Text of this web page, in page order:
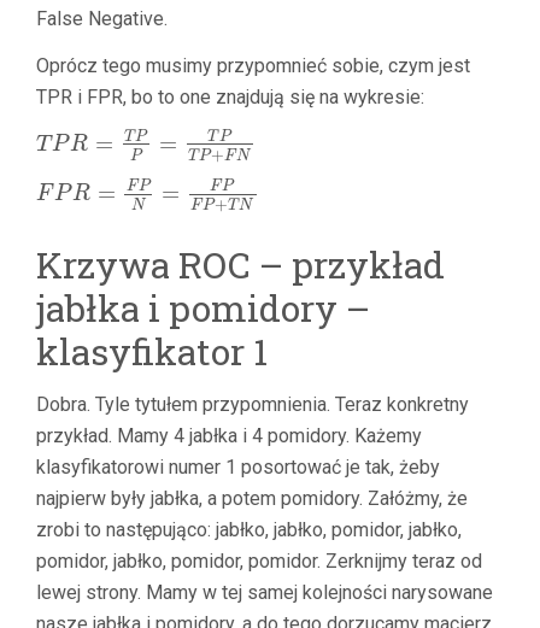
False Negative.
Oprócz tego musimy przypomnieć sobie, czym jest
TPR i FPR, bo to one znajdują się na wykresie:
T PR = T P
P
= TP
T P+FN
F PR = FP
N
= FP
FP+TN
Krzywa ROC – przykład
jabłka i pomidory –
klasyfikator 1
Dobra. Tyle tytułem przypomnienia. Teraz konkretny
przykład. Mamy 4 jabłka i 4 pomidory. Każemy
klasyfikatorowi numer 1 posortować je tak, żeby
najpierw były jabłka, a potem pomidory. Załóżmy, że
zrobi to następująco: jabłko, jabłko, pomidor, jabłko,
pomidor, jabłko, pomidor, pomidor. Zerknijmy teraz od
lewej strony. Mamy w tej samej kolejności narysowane